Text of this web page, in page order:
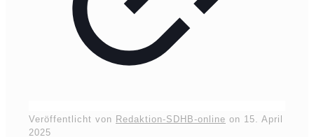
Veröffentlicht von Redaktion-SDHB-online on 15. April
2025